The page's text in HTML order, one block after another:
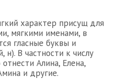
характер присущ для
мягкими именами, в
гласные буквы и
н). В частности к числу
Алина, Елена,
и другие.